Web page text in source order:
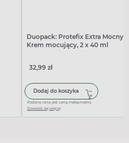
Duopack: Protefix Extra Mocny
Krem mocujący, 2 x 40 ml
32,99 zł
Dodaj do koszyka
Podana cena jest ceną maksymalną
Dowiedz się więcej